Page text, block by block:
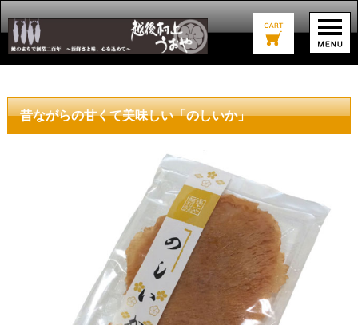
昔ながらの甘くて美味しい「のしいか」